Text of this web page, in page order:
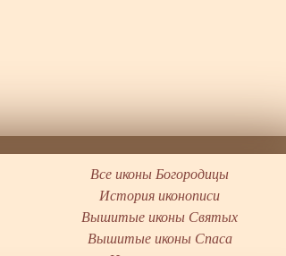
Все иконы Богородицы
История иконописи
Вышитые иконы Святых
Вышитые иконы Спаса